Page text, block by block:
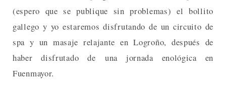
(espero que se publique sin problemas) el bollito
gallego y yo estaremos disfrutando de un circuito de
spa y un masaje relajante en Logroño, después de
haber disfrutado de una jornada enológica en
Fuenmayor.